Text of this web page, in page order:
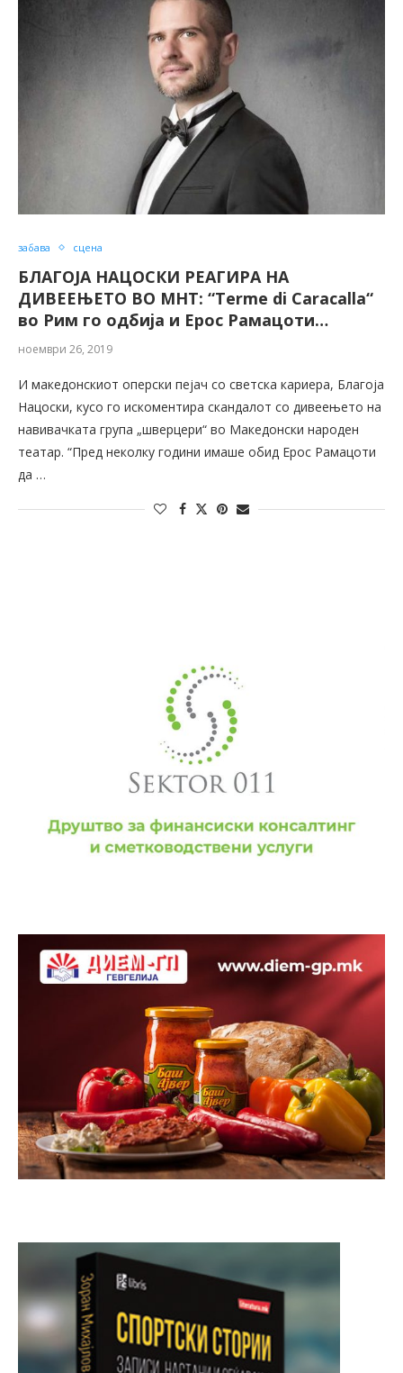
забава сцена
БЛАГОЈА НАЦОСКИ РЕАГИРА НА
ДИВЕЕЊЕТО ВО МНТ: “Теrme di Caracalla“
во Рим го одбија и Ерос Рамацоти…
ноември 26, 2019
И македонскиот оперски пејач со светска кариера, Благоја
Нацоски, кусо го искоментира скандалот со дивеењето на
навивачката група „шверцери“ во Македонски народен
театар. “Пред неколку години имаше обид Ерос Рамацоти
да …